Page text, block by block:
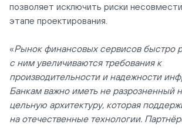
позволяет исключить риски
этапе проектирования.
«Рынок финансовых сервисов быстро
с ним увеличиваются требования к
производительности и надежности
Банкам важно иметь не разрозненный
цельную архитектуру, которая
на отечественные технологии.